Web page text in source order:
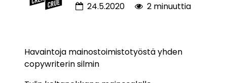
24.5.2020
2 minuuttia
Havaintoja mainostoimistotyöstä yhden
copywriterin silmin